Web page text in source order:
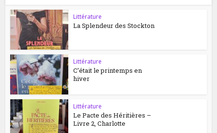
Littérature
La Splendeur des Stockton
Littérature
C’était le printemps en
hiver
Littérature
Le Pacte des Héritières –
Livre 2, Charlotte